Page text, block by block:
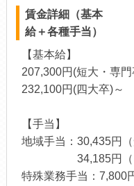
賃金詳細（基本
給＋各種手当）
【基本給】
207,300円(短大・専門
232,100円(四大卒)～
【手当】
地域手当：30,435円
34,185円（四
特殊業務手当：7,800